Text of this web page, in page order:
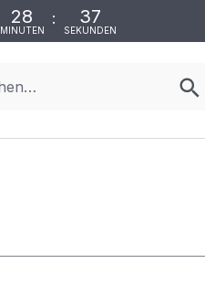
28
MINUTEN
: 37
SEKUNDEN